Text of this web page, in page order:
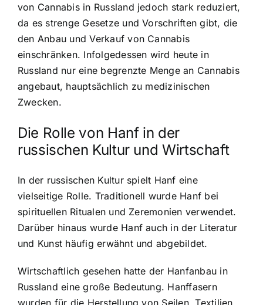
von Cannabis in Russland jedoch stark reduziert,
da es strenge Gesetze und Vorschriften gibt, die
den Anbau und Verkauf von Cannabis
einschränken. Infolgedessen wird heute in
Russland nur eine begrenzte Menge an Cannabis
angebaut, hauptsächlich zu medizinischen
Zwecken.
Die Rolle von Hanf in der
russischen Kultur und Wirtschaft
In der russischen Kultur spielt Hanf eine
vielseitige Rolle. Traditionell wurde Hanf bei
spirituellen Ritualen und Zeremonien verwendet.
Darüber hinaus wurde Hanf auch in der Literatur
und Kunst häufig erwähnt und abgebildet.
Wirtschaftlich gesehen hatte der Hanfanbau in
Russland eine große Bedeutung. Hanffasern